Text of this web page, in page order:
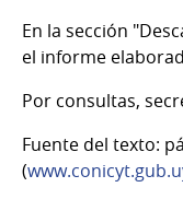
En la sección
el informe
Por consultas,
Fuente del texto:
(